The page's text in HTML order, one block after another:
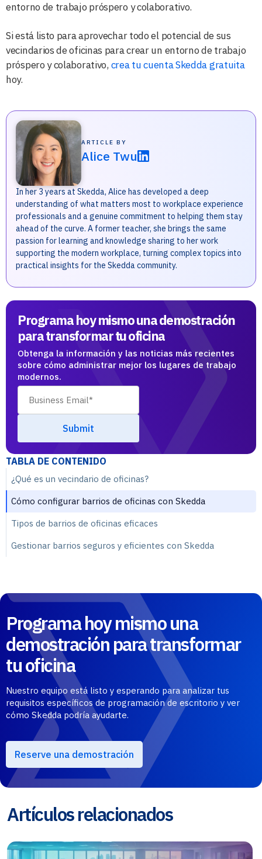
entorno de trabajo próspero y colaborativo.
Si está listo para aprovechar todo el potencial de sus
vecindarios de oficinas para crear un entorno de trabajo
próspero y colaborativo, crea tu cuenta Skedda gratuita
hoy.
ARTICLE BY
Alice Twu
In her 3 years at Skedda, Alice has developed a deep
understanding of what matters most to workplace experience
professionals and a genuine commitment to helping them stay
ahead of the curve. A former teacher, she brings the same
passion for learning and knowledge sharing to her work
supporting the modern workplace, turning complex topics into
practical insights for the Skedda community.
Programa hoy mismo una demostración
para transformar tu oficina
Obtenga la información y las noticias más recientes
sobre cómo administrar mejor los lugares de trabajo
modernos.
TABLA DE CONTENIDO
¿Qué es un vecindario de oficinas?
Cómo configurar barrios de oficinas con Skedda
Tipos de barrios de oficinas eficaces
Gestionar barrios seguros y eficientes con Skedda
Programa hoy mismo una
demostración para transformar
tu oficina
Nuestro equipo está listo y esperando para analizar tus
requisitos específicos de programación de escritorio y ver
cómo Skedda podría ayudarte.
Reserve una demostración
Artículos relacionados